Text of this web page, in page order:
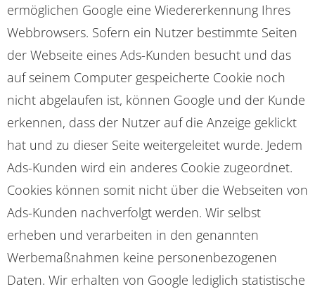
ermöglichen Google eine Wiedererkennung Ihres
Webbrowsers. Sofern ein Nutzer bestimmte Seiten
der Webseite eines Ads-Kunden besucht und das
auf seinem Computer gespeicherte Cookie noch
nicht abgelaufen ist, können Google und der Kunde
erkennen, dass der Nutzer auf die Anzeige geklickt
hat und zu dieser Seite weitergeleitet wurde. Jedem
Ads-Kunden wird ein anderes Cookie zugeordnet.
Cookies können somit nicht über die Webseiten von
Ads-Kunden nachverfolgt werden. Wir selbst
erheben und verarbeiten in den genannten
Werbemaßnahmen keine personenbezogenen
Daten. Wir erhalten von Google lediglich statistische